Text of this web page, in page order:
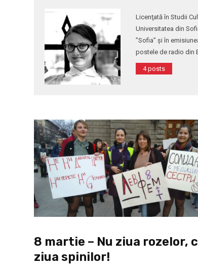
Licenţată în Studii
Universitatea din
”Sofia” şi în
postele de radio din
4 posts
8 martie – Nu ziua rozelor,
ziua spinilor!